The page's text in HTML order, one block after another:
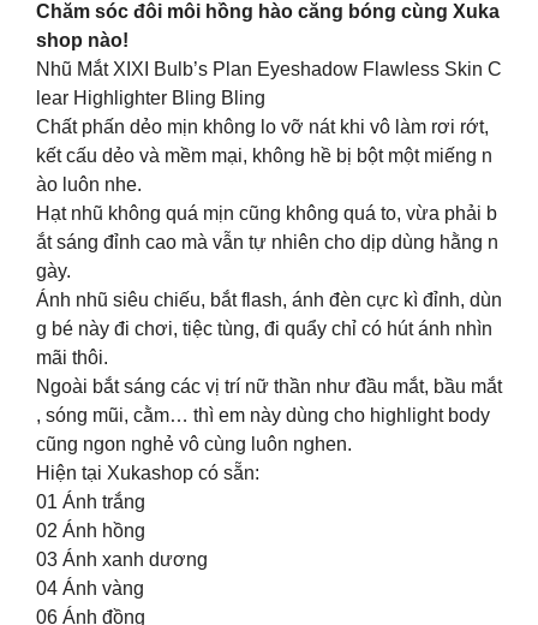
Chăm sóc đôi môi hồng hào căng bóng cùng Xuka
shop nào!
Nhũ Mắt XIXI Bulb’s Plan Eyeshadow Flawless Skin C
lear Highlighter Bling Bling
Chất phấn dẻo mịn không lo vỡ nát khi vô làm rơi rớt,
kết cấu dẻo và mềm mại, không hề bị bột một miếng n
ào luôn nhe.
Hạt nhũ không quá mịn cũng không quá to, vừa phải b
ắt sáng đỉnh cao mà vẫn tự nhiên cho dịp dùng hằng n
gày.
Ánh nhũ siêu chiếu, bắt flash, ánh đèn cực kì đỉnh, dùn
g bé này đi chơi, tiệc tùng, đi quẩy chỉ có hút ánh nhìn
mãi thôi.
Ngoài bắt sáng các vị trí nữ thần như đầu mắt, bầu mắt
, sóng mũi, cằm… thì em này dùng cho highlight body
cũng ngon nghẻ vô cùng luôn nghen.
Hiện tại Xukashop có sẵn:
01 Ánh trắng
02 Ánh hồng
03 Ánh xanh dương
04 Ánh vàng
06 Ánh đồng